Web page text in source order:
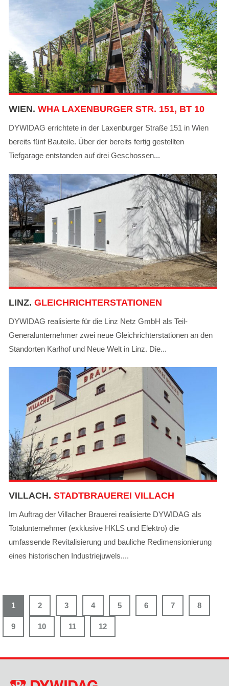
WIEN. WHA LAXENBURGER STR. 151, BT 10
DYWIDAG errichtete in der Laxenburger Straße 151 in Wien
bereits fünf Bauteile. Über der bereits fertig gestellten
Tiefgarage entstanden auf drei Geschossen...
LINZ. GLEICHRICHTERSTATIONEN
DYWIDAG realisierte für die Linz Netz GmbH als Teil-
Generalunternehmer zwei neue Gleichrichterstationen an den
Standorten Karlhof und Neue Welt in Linz. Die...
VILLACH. STADTBRAUEREI VILLACH
Im Auftrag der Villacher Brauerei realisierte DYWIDAG als
Totalunternehmer (exklusive HKLS und Elektro) die
umfassende Revitalisierung und bauliche Redimensionierung
eines historischen Industriejuwels....
1 2 3 4 5 6 7 8
9 10 11 12